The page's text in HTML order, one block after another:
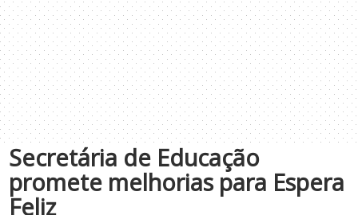
Secretária de Educação
promete melhorias para Espera
Feliz